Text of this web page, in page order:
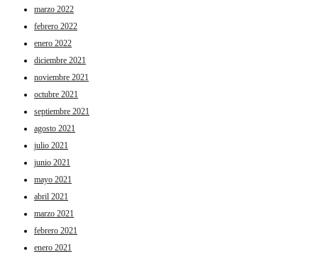
marzo 2022
febrero 2022
enero 2022
diciembre 2021
noviembre 2021
octubre 2021
septiembre 2021
agosto 2021
julio 2021
junio 2021
mayo 2021
abril 2021
marzo 2021
febrero 2021
enero 2021